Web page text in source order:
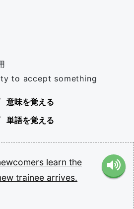
to accept something
意味を覚える
単語を覚える
learn the
trainee arrives.